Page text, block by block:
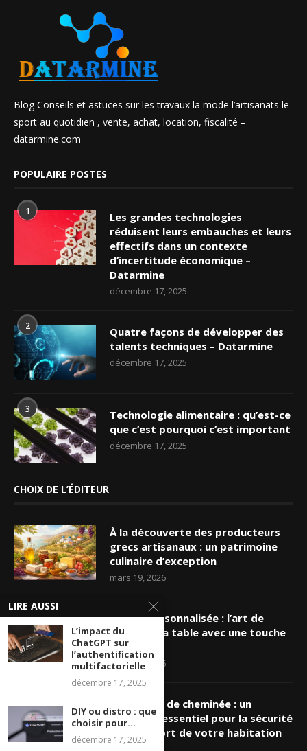
Blog Conseils et astuces sur les travaux la mode l’artisanats le
sport au quotidien , vente, achat, location, fiscalité –
datarmine.com
POPULAIRE POSTES
1
Les grandes technologies
réduisent leurs embauches et leurs
effectifs dans un contexte
d’incertitude économique –
Datarmine
décembre 17, 2025
2
Quatre façons de développer des
talents techniques – Datarmine
décembre 17, 2025
3
Technologie alimentaire : qu’est-ce
que c’est pourquoi c’est important
décembre 17, 2025
CHOIX DE L’ÉDITEUR
À la découverte des producteurs
grecs artisanaux : un patrimoine
culinaire d’exception
mars 19, 2026
Nappe personnalisée : l’art de
sublimer sa table avec une touche
unique
mars 16, 2026
Ramonage de cheminée : un
entretien essentiel pour la sécurité
et le confort de votre habitation
LIRE AUSSI
L’impact du
ChatGPT sur
l’authentification
multifactorielle
décembre 17, 2025
DIY ou distro : que
choisir pour...
décembre 17, 2025